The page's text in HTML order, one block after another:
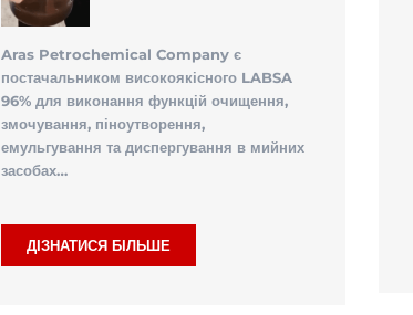
Aras Petrochemical Company є
постачальником високоякісного LABSA
96% для виконання функцій очищення,
змочування, піноутворення,
емульгування та диспергування в мийних
засобах…
ДІЗНАТИСЯ БІЛЬШЕ